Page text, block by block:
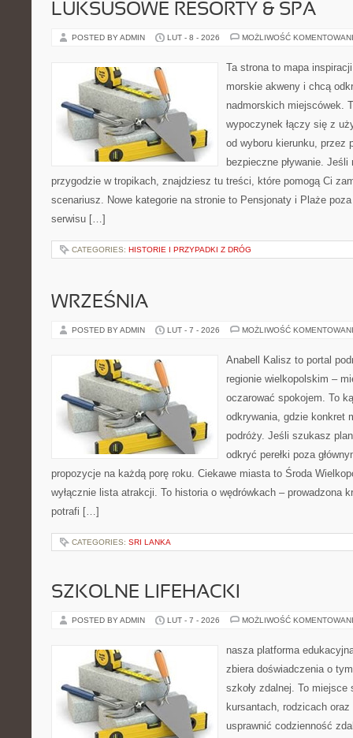
LUKSUSOWE RESORTY & SPA
POSTED BY ADMIN LUT - 8 - 2026 MOŻLIWOŚĆ
Ta strona to mapa
morskie akweny i chcą
nadmorskich miejscówek.
wypoczynek łączy się z
od wyboru kierunku, przez
bezpieczne pływanie.
przygodzie w tropikach, znajdziesz tu treści, które pomogą Ci
scenariusz. Nowe kategorie na stronie to Pensjonaty i Plaże poza
serwisu […]
CATEGORIES: HISTORIE I PRZYPADKI Z DRÓG
WRZEŚNIA
POSTED BY ADMIN LUT - 7 - 2026 MOŻLIWOŚĆ
Anabell Kalisz to portal
regionie wielkopolskim –
oczarować spokojem. To
odkrywania, gdzie konkret
podróży. Jeśli szukasz
odkryć perełki poza
propozycje na każdą porę roku. Ciekawe miasta to Środa
wyłącznie lista atrakcji. To historia o wędrówkach – prowadzona
potrafi […]
CATEGORIES: SRI LANKA
SZKOLNE LIFEHACKI
POSTED BY ADMIN LUT - 7 - 2026 MOŻLIWOŚĆ
nasza platforma
zbiera doświadczenia o
szkoły zdalnej. To
kursantach, rodzicach
usprawnić codzienność